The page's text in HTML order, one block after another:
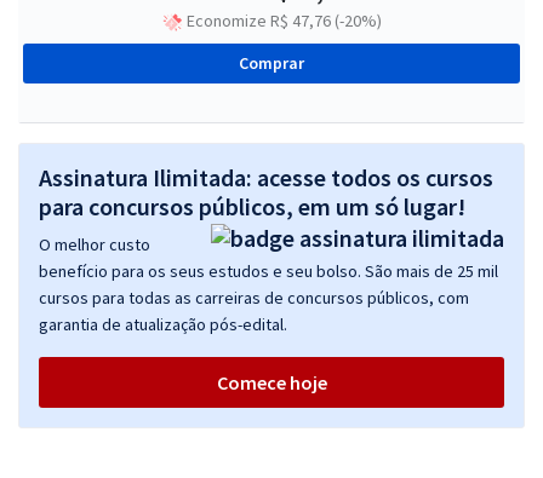
Economize R$ 47,76 (-20%)
Comprar
Assinatura Ilimitada: acesse todos os cursos
para concursos públicos, em um só lugar!
O melhor custo
benefício para os seus estudos e seu bolso. São mais de 25 mil
cursos para todas as carreiras de concursos públicos, com
garantia de atualização pós-edital.
Comece hoje